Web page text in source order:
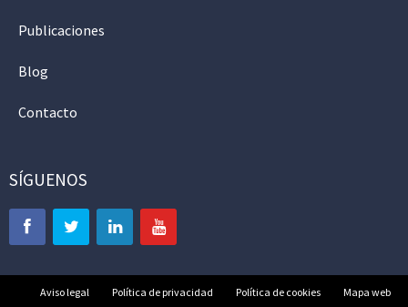
Publicaciones
Blog
Contacto
SÍGUENOS
Aviso legal Política de privacidad Política de cookies Mapa web